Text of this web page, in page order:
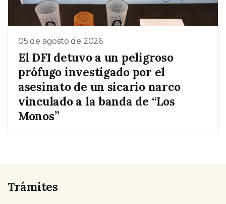
05 de agosto de 2026
El DFI detuvo a un peligroso
prófugo investigado por el
asesinato de un sicario narco
vinculado a la banda de “Los
Monos”
Trámites